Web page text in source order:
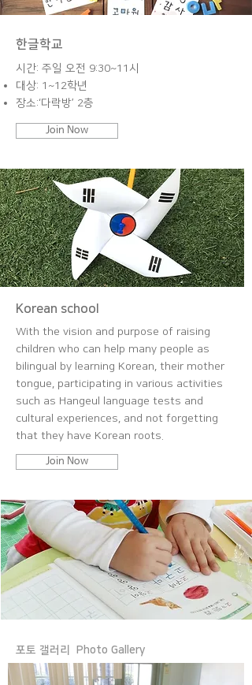
한글학교
시간: 주일 오전 9:30~11시
대상: 1~12학년
장소:‘다락방’ 2층
Join Now
Korean school
With the vision and purpose of raising
children who can help many people as
bilingual by learning Korean, their mother
tongue, participating in various activities
such as Hangeul language tests and
cultural experiences, and not forgetting
that they have Korean roots.
Join Now
포토 갤러리 Photo Gallery